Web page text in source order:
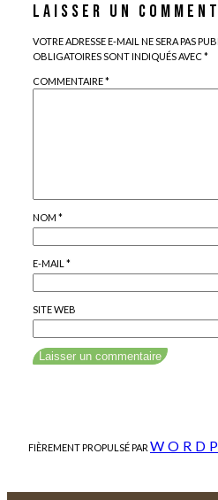
LAISSER UN
VOTRE ADRESSE E-MAIL NE SERA PAS
OBLIGATOIRES SONT INDIQUÉS AVEC*
COMMENTAIRE*
NOM *
E-MAIL *
SITE WEB
FIÈREMENT PROPULSÉ PAR